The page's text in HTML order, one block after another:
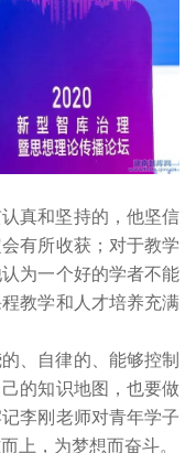
真和坚持的，他坚信
有所收获；对于教学
为一个好的学者不能
教学和人才培养充满
、自律的、能够控制
的知识地图，也要做
李刚老师对青年学子
上，为梦想而奋斗。